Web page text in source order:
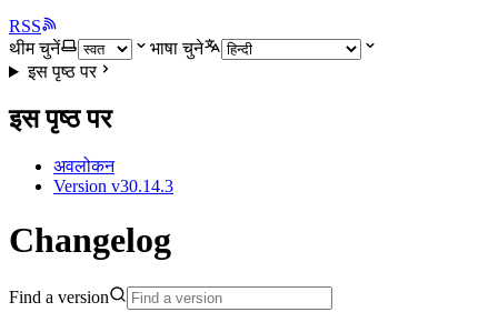
RSS
थीम चुनें
भाषा चुने
इस पृष्ठ पर
इस पृष्ठ पर
अवलोकन
Version v30.14.3
Changelog
Find a version